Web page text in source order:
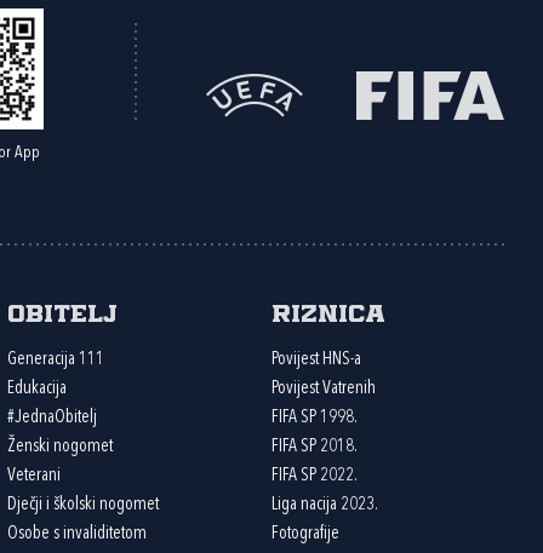
App
Obitelj
Generacija 111
Edukacija
#JednaObitelj
Ženski nogomet
Veterani
Dječji i školski nogomet
Osobe s invaliditetom
Riznica
Povijest HNS-a
Povijest Vatrenih
FIFA SP 1998.
FIFA SP 2018.
FIFA SP 2022.
Liga nacija 2023.
Fotografije